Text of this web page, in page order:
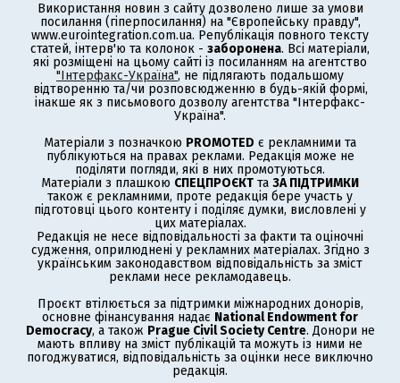
Використання новин з сайту дозволено лише за умови
посилання (гіперпосилання) на "Європейську правду",
www.eurointegration.com.ua. Републікація повного тексту
статей, інтерв'ю та колонок - заборонена. Всі матеріали,
які розміщені на цьому сайті із посиланням на агентство
"Інтерфакс-Україна", не підлягають подальшому
відтворенню та/чи розповсюдженню в будь-якій формі,
інакше як з письмового дозволу агентства "Інтерфакс-
Україна".
Матеріали з позначкою PROMOTED є рекламними та
публікуються на правах реклами. Редакція може не
поділяти погляди, які в них промотуються.
Матеріали з плашкою СПЕЦПРОЄКТ та ЗА ПІДТРИМКИ
також є рекламними, проте редакція бере участь у
підготовці цього контенту і поділяє думки, висловлені у
цих матеріалах.
Редакція не несе відповідальності за факти та оціночні
судження, оприлюднені у рекламних матеріалах. Згідно з
українським законодавством відповідальність за зміст
реклами несе рекламодавець.
Проєкт втілюється за підтримки міжнародних донорів,
основне фінансування надає National Endowment for
Democracy, а також Prague Civil Society Centre. Донори не
мають впливу на зміст публікацій та можуть із ними не
погоджуватися, відповідальність за оцінки несе виключно
редакція.